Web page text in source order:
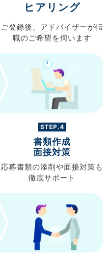
ヒアリング
ご登録後、 アドバイザーが転
職のご希望を伺います
STEP.4
書類作成
面接対策
応募書類の添削や面接対策も
徹底サポート